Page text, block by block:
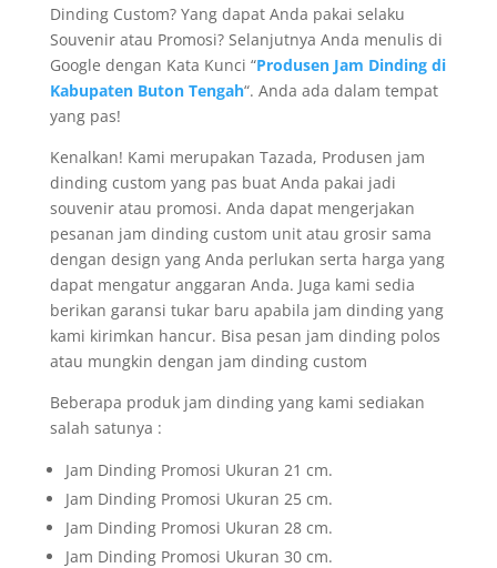
Dinding Custom? Yang dapat Anda pakai selaku
Souvenir atau Promosi? Selanjutnya Anda menulis di
Google dengan Kata Kunci “Produsen Jam Dinding di
Kabupaten Buton Tengah“. Anda ada dalam tempat
yang pas!
Kenalkan! Kami merupakan Tazada, Produsen jam
dinding custom yang pas buat Anda pakai jadi
souvenir atau promosi. Anda dapat mengerjakan
pesanan jam dinding custom unit atau grosir sama
dengan design yang Anda perlukan serta harga yang
dapat mengatur anggaran Anda. Juga kami sedia
berikan garansi tukar baru apabila jam dinding yang
kami kirimkan hancur. Bisa pesan jam dinding polos
atau mungkin dengan jam dinding custom
Beberapa produk jam dinding yang kami sediakan
salah satunya :
Jam Dinding Promosi Ukuran 21 cm.
Jam Dinding Promosi Ukuran 25 cm.
Jam Dinding Promosi Ukuran 28 cm.
Jam Dinding Promosi Ukuran 30 cm.